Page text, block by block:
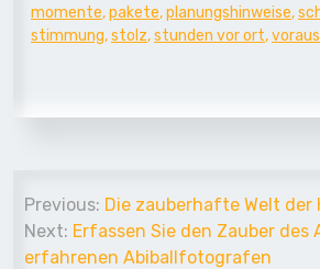
momente,pakete,planungshinweise,
stimmung,stolz,stunden vor ort,
Beitrags-
Navigation
Previous: Die zauberhafte Welt der
Next: Erfassen Sie den Zauber des
erfahrenen Abiballfotografen